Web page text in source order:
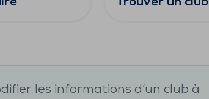
Trouver un club
les informations d’un club à